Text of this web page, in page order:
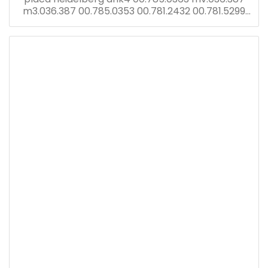
m3.036.387 00.785.0353 00.781.2432 00.781.5299
cp pantalla tronic con tarjeta dnk2